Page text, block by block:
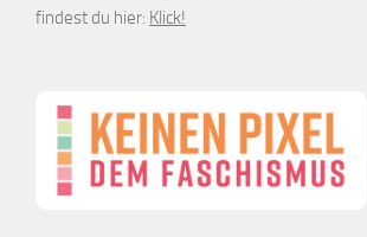
findest du hier: Klick!